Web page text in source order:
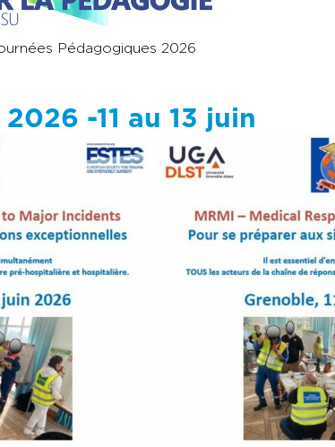
Pédagogiques 2026
-11 au 13 juin